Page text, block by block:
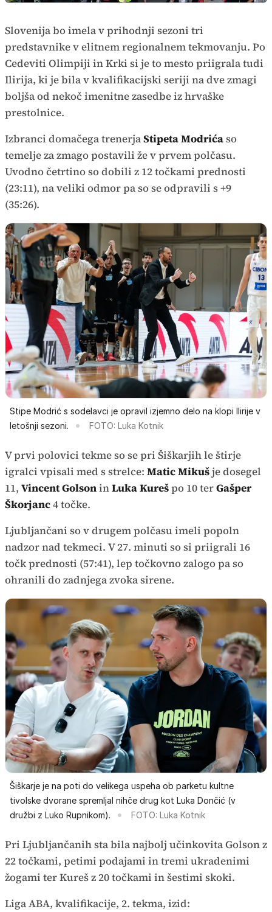
Slovenija bo imela v prihodnji sezoni tri
predstavnike v elitnem regionalnem tekmovanju. Po
Cedeviti Olimpiji in Krki si je to mesto priigrala tudi
Ilirija, ki je bila v kvalifikacijski seriji na dve zmagi
boljša od nekoč imenitne zasedbe iz hrvaške
prestolnice.
Izbranci domačega trenerjaStipeta Modrićaso
temelje za zmago postavili že v prvem polčasu.
Uvodno četrtino so dobili z 12 točkami prednosti
(23:11), na veliki odmor pa so se odpravili s +9
(35:26).
Stipe Modrić s sodelavci je opravil izjemno delo na klopi Ilirije v
letošnji sezoni.
FOTO: Luka Kotnik
V prvi polovici tekme so se pri Šiškarjih le štirje
igralci vpisali med s strelce: Matic Mikušje dosegel
11, Vincent GolsoninLuka Kurešpo 10 terGašper
Škorjanc4 točke.
Ljubljančani so v drugem polčasu imeli popoln
nadzor nad tekmeci. V 27. minuti so si priigrali 16
točk prednosti (57:41), lep točkovno zalogo pa so
ohranili do zadnjega zvoka sirene.
Šiškarje je na poti do velikega uspeha ob parketu kultne
tivolske dvorane spremljal nihče drug kot Luka Dončić (v
družbi z Luko Rupnikom).
FOTO: Luka Kotnik
Pri Ljubljančanih sta bila najbolj učinkovita Golson z
22 točkami, petimi podajami in tremi ukradenimi
žogami ter Kureš z 20 točkami in šestimi skoki.
Liga ABA, kvalifikacije, 2. tekma, izid: